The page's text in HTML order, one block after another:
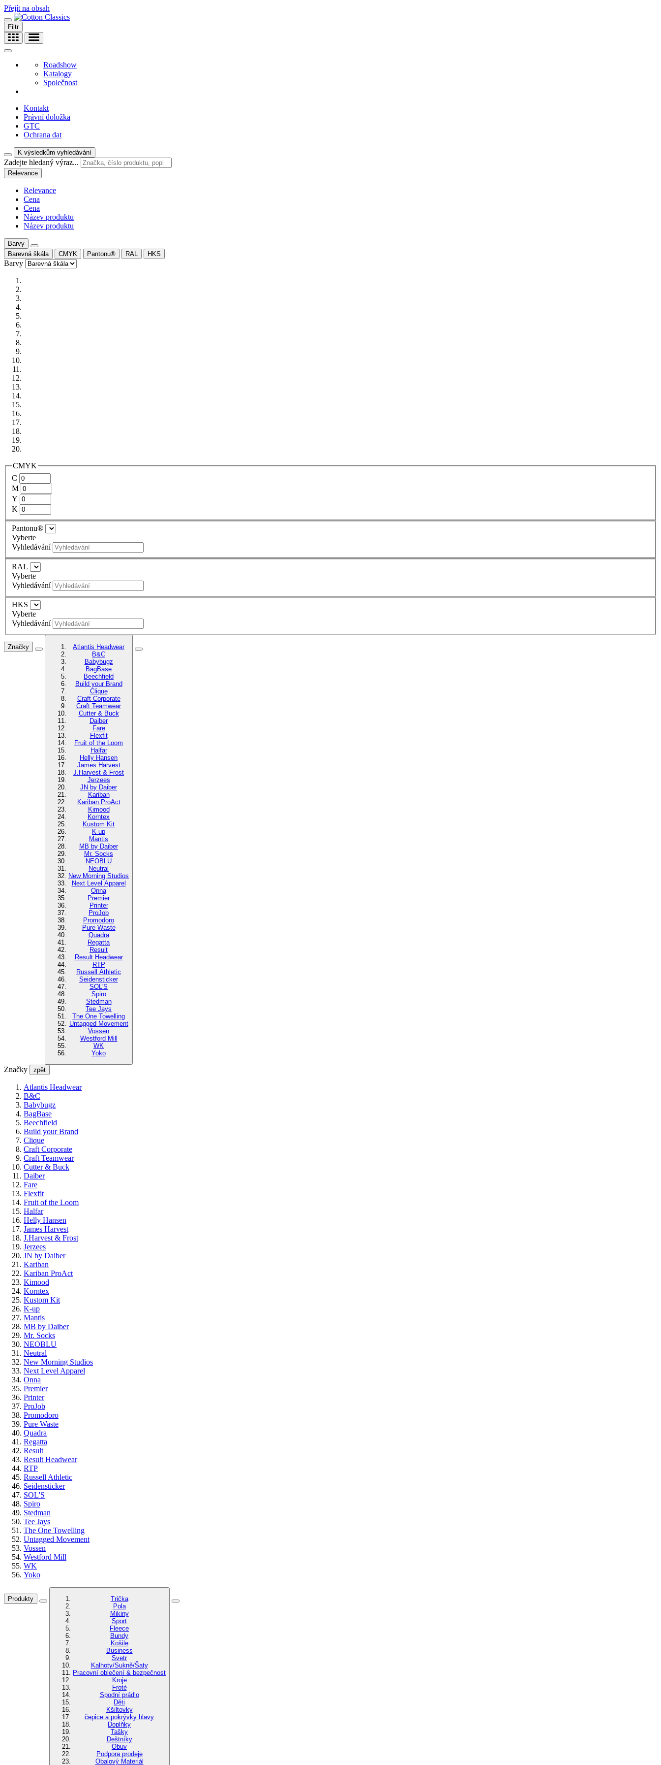
Přejít na obsah
Filtr
Roadshow
Katalogy
Společnost
Kontakt
Právní doložka
GTC
Ochrana dat
K výsledkům vyhledávání
Zadejte hledaný výraz...
Relevance
Relevance
Cena
Cena
Název produktu
Název produktu
Barvy
Barevná škála
CMYK Pantonu® RAL HKS
Barvy
CMYK
C
M
Y
K
Pantonu®
Vyberte
Vyhledávání
RAL
Vyberte
Vyhledávání
HKS
Vyberte
Vyhledávání
Značky
Atlantis Headwear
B&C
Babybugz
BagBase
Beechfield
Build your Brand
Clique
Craft Corporate
Craft Teamwear
Cutter & Buck
Daiber
Fare
Flexfit
Fruit of the Loom
Halfar
Helly Hansen
James Harvest
J.Harvest & Frost
Jerzees
JN by Daiber
Kariban
Kariban ProAct
Kimood
Korntex
Kustom Kit
K-up
Mantis
MB by Daiber
Mr. Socks
NEOBLU
Neutral
New Morning Studios
Next Level Apparel
Onna
Premier
Printer
ProJob
Promodoro
Pure Waste
Quadra
Regatta
Result
Result Headwear
RTP
Russell Athletic
Seidensticker
SOL'S
Spiro
Stedman
Tee Jays
The One Towelling
Untagged Movement
Vossen
Westford Mill
WK
Yoko
Značky zpět
Atlantis Headwear
B&C
Babybugz
BagBase
Beechfield
Build your Brand
Clique
Craft Corporate
Craft Teamwear
Cutter & Buck
Daiber
Fare
Flexfit
Fruit of the Loom
Halfar
Helly Hansen
James Harvest
J.Harvest & Frost
Jerzees
JN by Daiber
Kariban
Kariban ProAct
Kimood
Korntex
Kustom Kit
K-up
Mantis
MB by Daiber
Mr. Socks
NEOBLU
Neutral
New Morning Studios
Next Level Apparel
Onna
Premier
Printer
ProJob
Promodoro
Pure Waste
Quadra
Regatta
Result
Result Headwear
RTP
Russell Athletic
Seidensticker
SOL'S
Spiro
Stedman
Tee Jays
The One Towelling
Untagged Movement
Vossen
Westford Mill
WK
Yoko
Produkty
Trička
Pola
Mikiny
Sport
Fleece
Bundy
Košile
Business
Svetr
Kalhoty/Sukně/Šaty
Pracovní oblečení & bezpečnost
Kroje
Froté
Spodní prádlo
Děti
Kšiltovky
čepice a pokrývky hlavy
Doplňky
Tašky
Deštníky
Obuv
Podpora prodeje
Obalový Materiál